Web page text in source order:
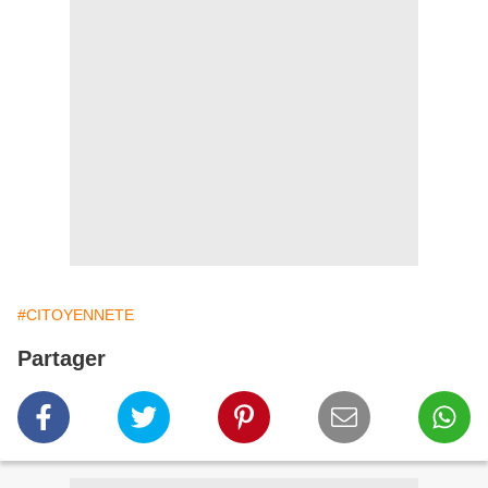
#CITOYENNETE
Partager